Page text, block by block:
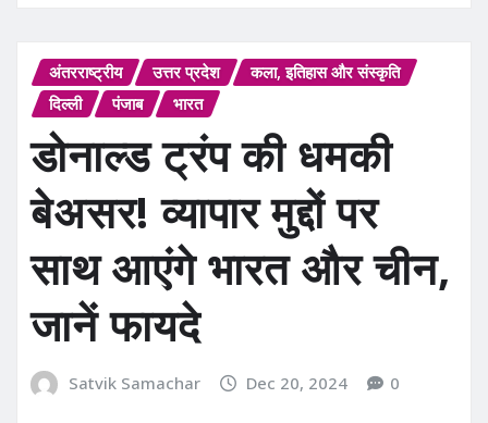
अंतरराष्ट्रीय उत्तर प्रदेश
कला, इतिहास और संस्कृति
दिल्ली
पंजाब भारत
डोनाल्ड ट्रंप की धमकी
बेअसर! व्यापार मुद्दों पर
साथ आएंगे भारत और चीन,
जानें फायदे
Satvik Samachar Dec 20, 2024 0